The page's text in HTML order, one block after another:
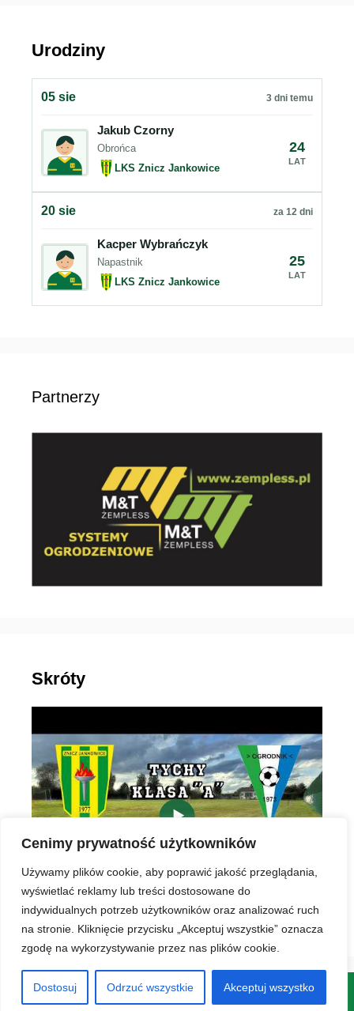
Cenimy prywatność użytkowników
Używamy plików cookie, aby poprawić jakość przeglądania,
wyświetlać reklamy lub treści dostosowane do
indywidualnych potrzeb użytkowników oraz analizować ruch
na stronie. Kliknięcie przycisku „Akceptuj wszystkie” oznacza
zgodę na wykorzystywanie przez nas plików cookie.
Dostosuj Odrzuć wszystkie Akceptuj wszystko
Urodziny
05 sie 3 dni temu
Jakub Czorny
Obrońca
LKS Znicz Jankowice
24
LAT
20 sie za 12 dni
Kacper Wybrańczyk
Napastnik
LKS Znicz Jankowice
25
LAT
Partnerzy
Skróty
▶
© 2026 LKS Znicz Jankowice • Zbudowany z GeneratePress